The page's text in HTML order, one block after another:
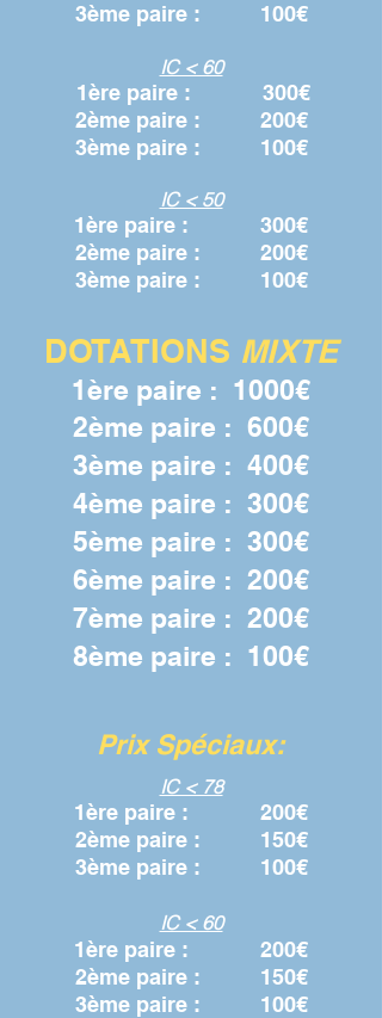
3ème paire : 100€
IC < 60
1ère paire :
300€
2ème paire : 200€
3ème paire : 100€
IC < 50
1ère paire : 300€
2ème paire : 200€
3ème paire : 100€
DOTATIONS MIXTE
1ère paire : 1000€
2ème paire : 600€
3ème paire : 400€
4ème paire : 300€
5ème paire : 300€
6ème paire : 200€
7ème paire : 200€
8ème paire : 100€
Prix Spéciaux:
IC < 78
1ère paire : 200€
2ème paire : 150€
3ème paire : 100€
IC < 60
1ère paire :
200€
2ème paire : 150€
3ème paire : 100€